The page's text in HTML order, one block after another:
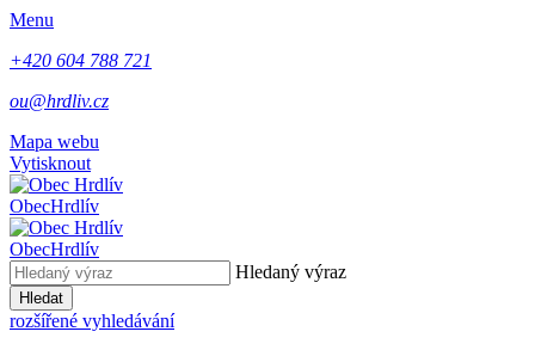
Menu
+420 604 788 721
ou@hrdliv.cz
Mapa webu
Vytisknout
ObecHrdlív
ObecHrdlív
Hledaný výraz
Hledat
rozšířené vyhledávání